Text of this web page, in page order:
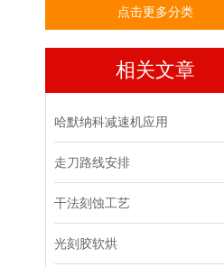
点击更多分类
相关文章
哈默纳科减速机应用
走刀路线安排
干法刻蚀工艺
光刻胶软烘